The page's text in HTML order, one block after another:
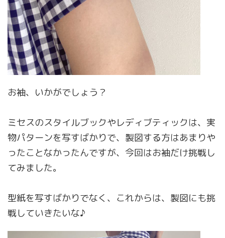
お袖、いかがでしょう？
ミセスのスタイルブックやレディブティックは、実
物パターンを写すばかりで、製図する方はあまりや
ったことなかったんですが、今回はお袖だけ挑戦し
てみました。
型紙を写すばかりでなく、これからは、製図にも挑
戦していきたいな♪